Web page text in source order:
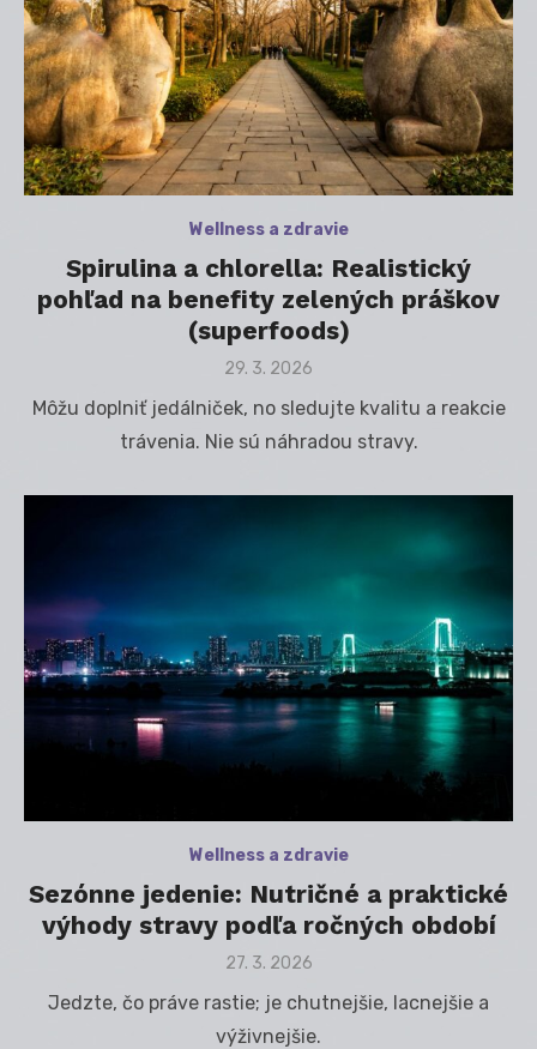
Wellness a zdravie
Spirulina a chlorella: Realistický
pohľad na benefity zelených práškov
(superfoods)
Posted
29. 3. 2026
Môžu doplniť jedálniček, no sledujte kvalitu a reakcie
trávenia. Nie sú náhradou stravy.
Wellness a zdravie
Sezónne jedenie: Nutričné a praktické
výhody stravy podľa ročných období
Posted
27. 3. 2026
Jedzte, čo práve rastie; je chutnejšie, lacnejšie a
výživnejšie.